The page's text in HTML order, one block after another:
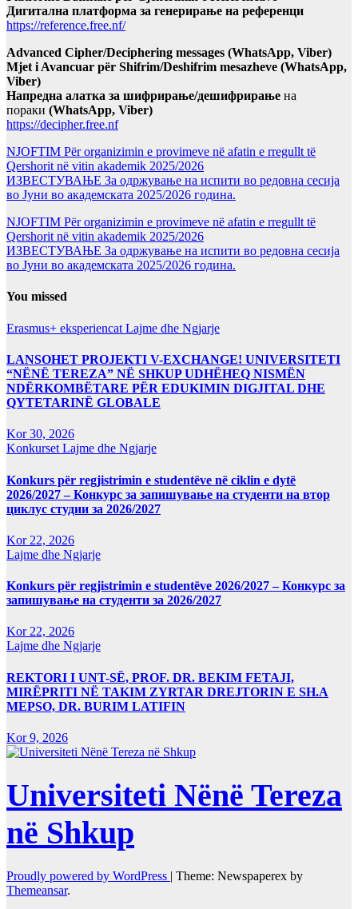
Дигитална платформа за генерирање на референци
https://reference.free.nf/
Advanced Cipher/Deciphering messages (WhatsApp, Viber)
Mjet i Avancuar për Shifrim/Deshifrim mesazheve (WhatsApp,
Viber)
Напредна алатка за шифрирање/дешифрирање на
пораки (WhatsApp, Viber)
https://decipher.free.nf
NJOFTIM Për organizimin e provimeve në afatin e rregullt të
Qershorit në vitin akademik 2025/2026
ИЗВЕСТУВАЊЕ За одржување на испити во редовна сесија
во Јуни во академската 2025/2026 година.
NJOFTIM Për organizimin e provimeve në afatin e rregullt të
Qershorit në vitin akademik 2025/2026
ИЗВЕСТУВАЊЕ За одржување на испити во редовна сесија
во Јуни во академската 2025/2026 година.
You missed
Erasmus+ eksperiencat Lajme dhe Ngjarje
LANSOHET PROJEKTI V-EXCHANGE! UNIVERSITETI
“NËNË TEREZA” NË SHKUP UDHËHEQ NISMËN
NDËRKOMBËTARE PËR EDUKIMIN DIGJITAL DHE
QYTETARINË GLOBALE
Kor 30, 2026
Konkurset Lajme dhe Ngjarje
Konkurs për regjistrimin e studentëve në ciklin e dytë
2026/2027 – Конкурс за запишување на студенти на втор
циклус студии за 2026/2027
Kor 22, 2026
Lajme dhe Ngjarje
Konkurs për regjistrimin e studentëve 2026/2027 – Конкурс за
запишување на студенти за 2026/2027
Kor 22, 2026
Lajme dhe Ngjarje
REKTORI I UNT-SË, PROF. DR. BEKIM FETAJI,
MIRËPRITI NË TAKIM ZYRTAR DREJTORIN E SH.A
MEPSO, DR. BURIM LATIFIN
Kor 9, 2026
Universiteti Nënë Tereza
në Shkup
Proudly powered by WordPress | Theme: Newspaperex by
Themeansar.